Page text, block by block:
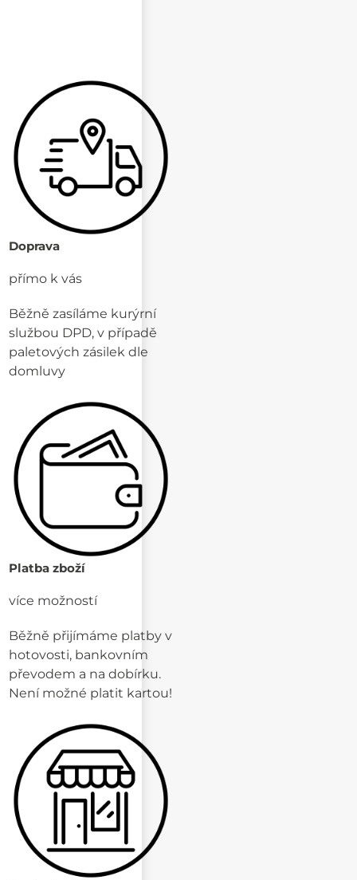
Doprava
přímo k vás
Běžně zasíláme kurýrní
službou DPD, v případě
paletových zásilek dle
domluvy
Platba zboží
více možností
Běžně přijímáme platby v
hotovosti, bankovním
převodem a na dobírku.
Není možné platit kartou!